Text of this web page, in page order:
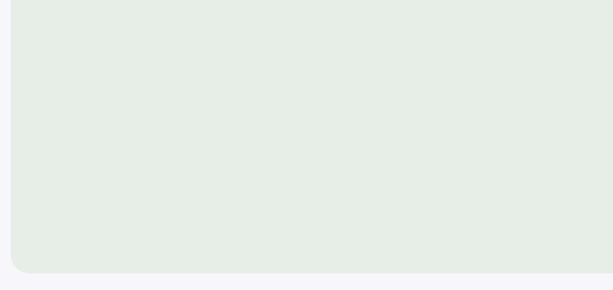
амортизации делает управление коляской удивительно легким и приятным.
дорожном покрытии, обеспечив маленькому пассажиру комфорт. Пружинная
плавный ход коляски. Система "антишок" на передних колесах гасит
бордюрами или камнями, оберегая спокойствие маленького пассажира.
того, они дополняют систему амортизации, делая поездку плавной и